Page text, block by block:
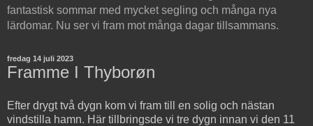
fantastisk sommar med mycket segling och många nya
lärdomar. Nu ser vi fram mot många dagar tillsammans.
fredag 14 juli 2023
Framme I Thyborøn
Efter drygt två dygn kom vi fram till en solig och nästan
vindstilla hamn. Här tillbringsde vi tre dygn innan vi den 11